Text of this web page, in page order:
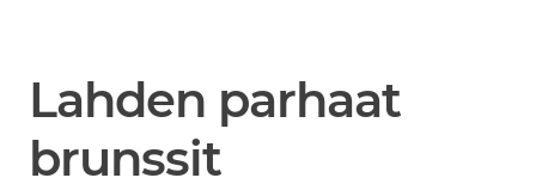
Lahden parhaat
brunssit